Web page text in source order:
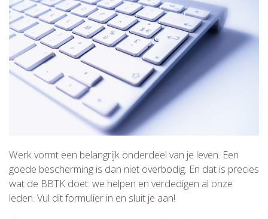
Werk vormt een belangrijk onderdeel van je leven. Een
goede bescherming is dan niet overbodig. En dat is precies
wat de BBTK doet: we helpen en verdedigen al onze
leden. Vul dit formulier in en sluit je aan!